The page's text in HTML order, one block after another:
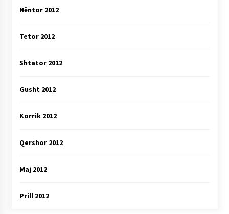
Nëntor 2012
Tetor 2012
Shtator 2012
Gusht 2012
Korrik 2012
Qershor 2012
Maj 2012
Prill 2012